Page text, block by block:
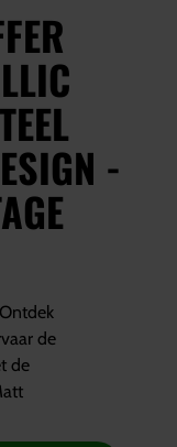
-
de
de